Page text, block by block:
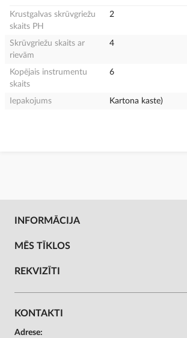
Krustgalvas skrūvgriežu
skaits PH
2
Skrūvgriežu skaits ar
rievām
4
Kopējais instrumentu
skaits
6
Iepakojums Kartona kaste)
INFORMĀCIJA
MĒS TĪKLOS
REKVIZĪTI
KONTAKTI
Adrese: